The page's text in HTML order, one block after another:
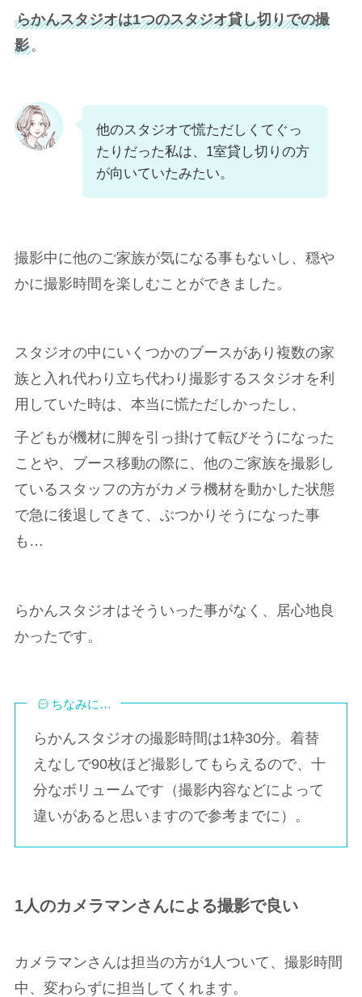
らかんスタジオは1つのスタジオ貸し切りでの撮
影。
他のスタジオで慌ただしくてぐっ
たりだった私は、1室貸し切りの方
が向いていたみたい。
撮影中に他のご家族が気になる事もないし、穏や
かに撮影時間を楽しむことができました。
スタジオの中にいくつかのブースがあり複数の家
族と入れ代わり立ち代わり撮影するスタジオを利
用していた時は、本当に慌ただしかったし、
子どもが機材に脚を引っ掛けて転びそうになった
ことや、ブース移動の際に、他のご家族を撮影し
ているスタッフの方がカメラ機材を動かした状態
で急に後退してきて、ぶつかりそうになった事
も…
らかんスタジオはそういった事がなく、居心地良
かったです。
ちなみに…
らかんスタジオの撮影時間は1枠30分。着替
えなしで90枚ほど撮影してもらえるので、十
分なボリュームです（撮影内容などによって
違いがあると思いますので参考までに）。
1人のカメラマンさんによる撮影で良い
カメラマンさんは担当の方が1人ついて、撮影時間
中、変わらずに担当してくれます。